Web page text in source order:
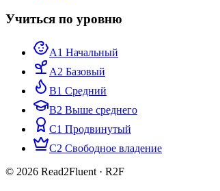
Учиться по уровню
A1 Начальный
A2 Базовый
B1 Средний
B2 Выше среднего
C1 Продвинутый
C2 Свободное владение
© 2026 Read2Fluent · R2F